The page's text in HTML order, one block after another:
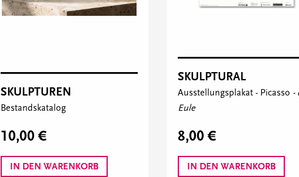
SKULPTUREN
Bestandskatalog
10,00 €
IN DEN WARENKORB
SKULPTURAL
Ausstellungsplakat - Picasso -
Eule
8,00 €
IN DEN WARENKORB